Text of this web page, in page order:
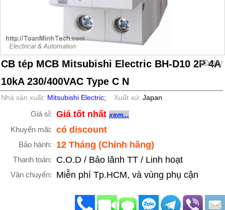
CB tép MCB Mitsubishi Electric BH-D10 2P 4A
10kA 230/400VAC Type C N
872
Nhà sản xuất: Mitsubishi Electric; Xuất xứ:Japan
Giá sỉ: Giá tốt nhất xem...
Khuyến mãi: có discount
Bảo hành: 12 Tháng (Chính hãng)
Thanh toán: C.O.D / Bảo lãnh TT / Linh hoạt
Vận chuyển: Miễn phí Tp.HCM, và vùng phụ cận